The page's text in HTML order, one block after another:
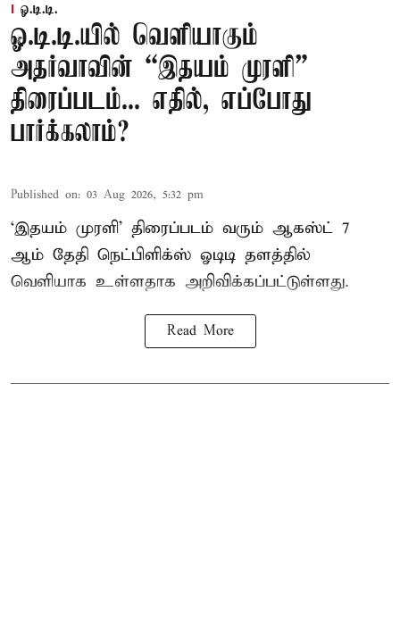
ஓ.டி.டி.
ஓ.டி.டி.யில் வெளியாகும்
அதர்வாவின் “இதயம் முரளி”
திரைப்படம்... எதில், எப்போது
பார்க்கலாம்?
Published on: 03 Aug 2026, 5:32 pm
‘இதயம் முரளி’ திரைப்படம் வரும் ஆகஸ்ட் 7
ஆம் தேதி நெட்பிளிக்ஸ் ஓடிடி தளத்தில்
வெளியாக உள்ளதாக அறிவிக்கப்பட்டுள்ளது.
Read More